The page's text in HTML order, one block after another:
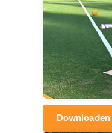
Downloaden